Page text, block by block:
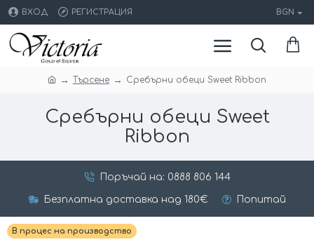
ВХОД РЕГИСТРАЦИЯ BGN
Търсене Сребърни обеци Sweet Ribbon
Сребърни обеци Sweet
Ribbon
Поръчай на: 0888 806 144
Безплатна доставка над 180€ Попитай
В процес на производство